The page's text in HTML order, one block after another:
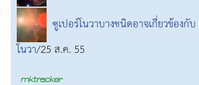
ซูเปอร์โนวาบางชนิดอาจเกี่ยวข้องกับ
โนวา/25 ส.ค. 55